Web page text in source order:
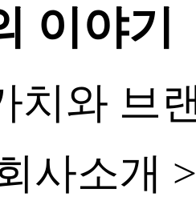
이야기
치와 브
사소개